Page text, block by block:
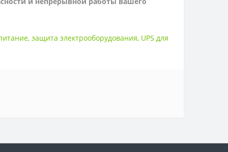
, защита электрооборудования, UPS для